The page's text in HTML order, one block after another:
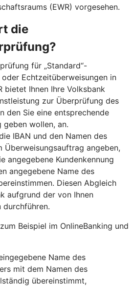
(EWR) vorgesehen.
die
für „Standard“-
Echtzeitüberweisungen in
bietet Ihnen Ihre Volksbank
zur Überprüfung des
den Sie eine entsprechende
wollen, an.
IBAN und den Namen des
Überweisungsauftrag angeben,
angegebene Kundenkennung
angegebene Name des
Diesen Abgleich
aufgrund der von Ihnen
durchführen.
Beispiel im OnlineBanking und
Name des
mit dem Namen des
übereinstimmt,